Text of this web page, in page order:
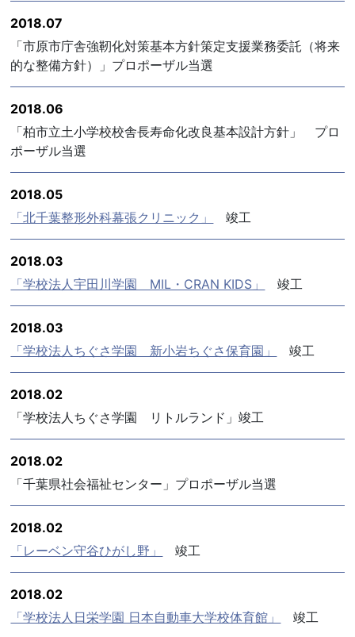
2018.07
「市原市庁舎強靭化対策基本方針策定支援業務委託（将来
的な整備方針）」プロポーザル当選
2018.06
「柏市立土小学校校舎長寿命化改良基本設計方針」 プロ
ポーザル当選
2018.05
「北千葉整形外科幕張クリニック」
竣工
2018.03
「学校法人宇田川学園 MIL・CRAN KIDS」
竣工
2018.03
「学校法人ちぐさ学園 新小岩ちぐさ保育園」
竣工
2018.02
「学校法人ちぐさ学園 リトルランド」竣工
2018.02
「千葉県社会福祉センター」プロポーザル当選
2018.02
「レーベン守谷ひがし野」
竣工
2018.02
「学校法人日栄学園 日本自動車大学校体育館」
竣工